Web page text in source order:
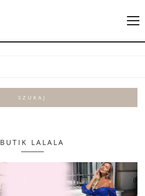
BUTIK LALALA